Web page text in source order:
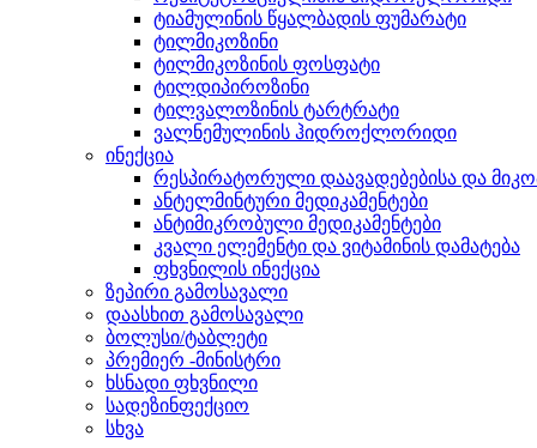
ტიამულინის წყალბადის ფუმარატი
ტილმიკოზინი
ტილმიკოზინის ფოსფატი
ტილდიპიროზინი
ტილვალოზინის ტარტრატი
ვალნემულინის ჰიდროქლორიდი
ინექცია
რესპირატორული დაავადებებისა და
ანტელმინტური მედიკამენტები
ანტიმიკრობული მედიკამენტები
კვალი ელემენტი და ვიტამინის დამატება
ფხვნილის ინექცია
ზეპირი გამოსავალი
დაასხით გამოსავალი
ბოლუსი/ტაბლეტი
პრემიერ -მინისტრი
ხსნადი ფხვნილი
სადეზინფექციო
სხვა